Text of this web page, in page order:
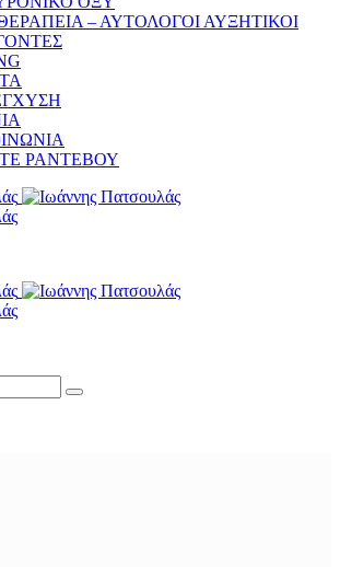
– ΑΥΤΟΛΟΓΟΙ ΑΥΞΗΤΙΚΟΙ
ΡΑΝΤΕΒΟΥ